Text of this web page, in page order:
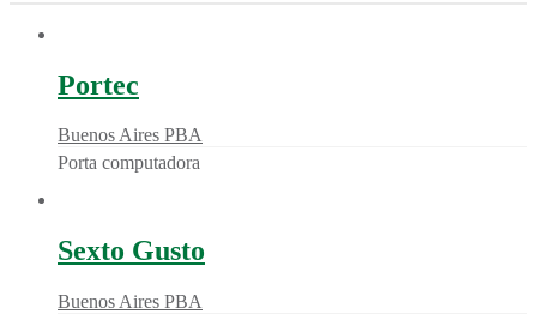
Portec
Buenos Aires PBA
Porta computadora
Sexto Gusto
Buenos Aires PBA